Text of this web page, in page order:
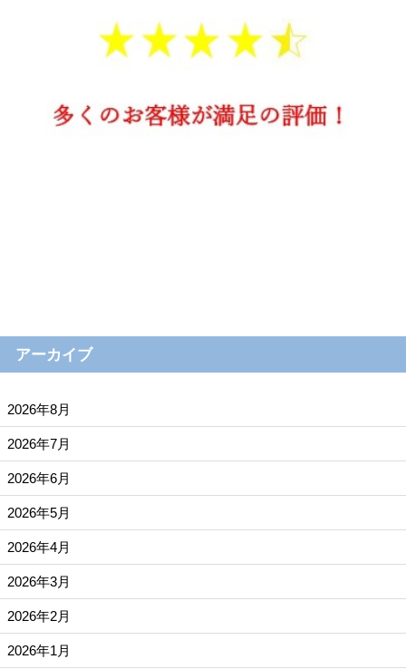
アーカイブ
2026年8月
2026年7月
2026年6月
2026年5月
2026年4月
2026年3月
2026年2月
2026年1月